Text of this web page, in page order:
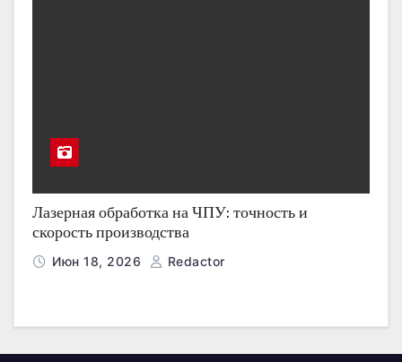
Лазерная обработка на ЧПУ: точность и
скорость производства
Июн 18, 2026 Redactor